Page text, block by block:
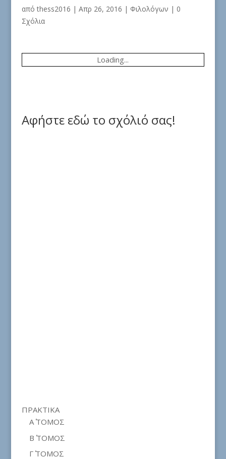
απόthess2016 | Απρ 26, 2016 | Φιλολόγων | 0
Σχόλια
Loading...
Αφήστε εδώ το σχόλιό σας!
ΠΡΑΚΤΙΚΑ
Α΄ ΤΟΜΟΣ
Β΄ ΤΟΜΟΣ
Γ΄ ΤΟΜΟΣ